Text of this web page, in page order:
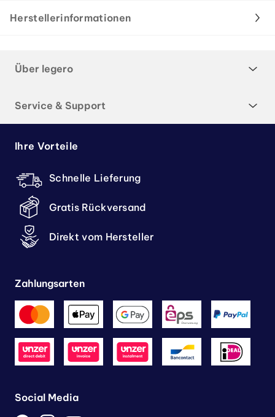
Herstellerinformationen
Über legero
Service & Support
Ihre Vorteile
Schnelle Lieferung
Gratis Rückversand
Direkt vom Hersteller
Zahlungsarten
Social Media